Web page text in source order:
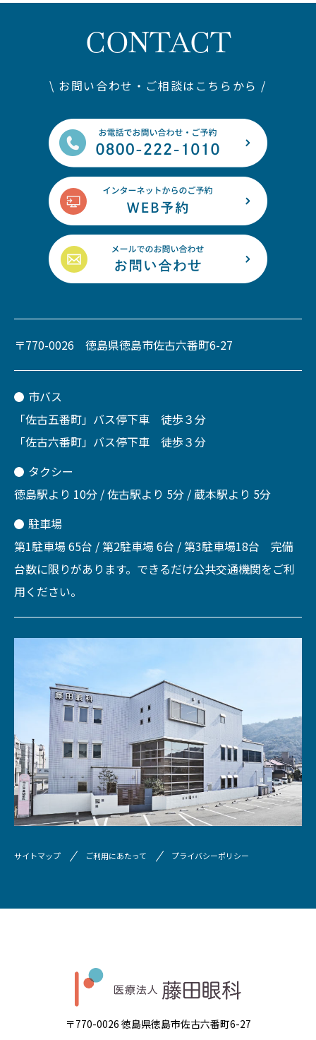
CONTACT
\ お問い合わせ・ご相談はこちらから /
〒770-0026 徳島県徳島市佐古六番町6-27
市バス
「佐古五番町」バス停下車 徒歩３分
「佐古六番町」バス停下車 徒歩３分
タクシー
徳島駅より 10分 / 佐古駅より 5分 / 蔵本駅より 5分
駐車場
第1駐車場 65台 / 第2駐車場 6台 / 第3駐車場18台 完備
台数に限りがあります。できるだけ公共交通機関をご利
用ください。
サイトマップ ご利用にあたって プライバシーポリシー
〒770-0026 徳島県徳島市佐古六番町6-27